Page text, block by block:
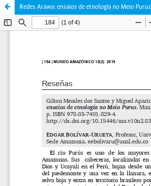
Redes Arawa: ensaios de etnología no Meio Purus